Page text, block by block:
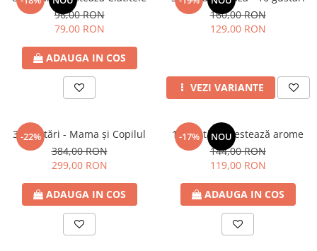
96,00 RON
79,00 RON
ADAUGA IN COS
160,00 RON
129,00 RON
VEZI VARIANTE
-22%
32 gustări - Mama și Copilul
384,00 RON
299,00 RON
ADAUGA IN COS
-17% NOU
12 gustări - Testează arome
144,00 RON
119,00 RON
ADAUGA IN COS